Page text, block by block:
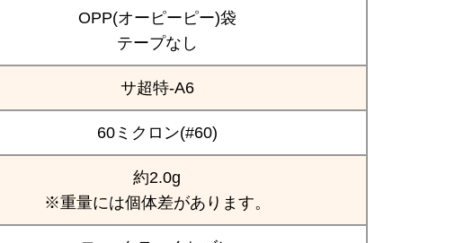
OPP(オーピーピー)袋
テープなし
サ超特-A6
60ミクロン(#60)
約2.0g
※重量には個体差があります。